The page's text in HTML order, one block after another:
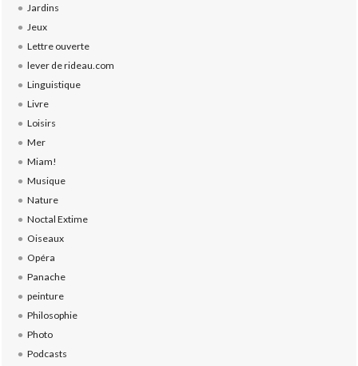
Jardins
Jeux
Lettre ouverte
lever de rideau.com
Linguistique
Livre
Loisirs
Mer
Miam!
Musique
Nature
Noctal Extime
Oiseaux
Opéra
Panache
peinture
Philosophie
Photo
Podcasts